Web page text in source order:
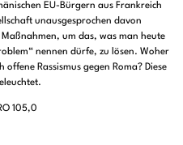
EU-Bürgern aus Frankreich
unausgesprochen davon
um das, was man heute
nennen dürfe, zu lösen. Woher
Rassismus gegen Roma? Diese
105,0